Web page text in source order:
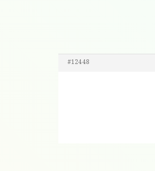
#12448